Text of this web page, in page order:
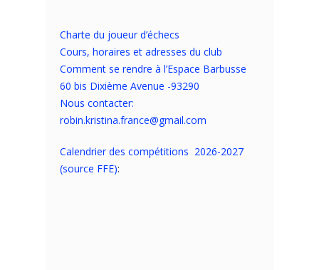
Charte du joueur d’échecs
Cours, horaires et adresses du club
Comment se rendre à l’Espace Barbusse
60 bis Dixième Avenue -93290
Nous contacter:
robin.kristina.france@gmail.com
Calendrier des compétitions 2026-2027
(source FFE):